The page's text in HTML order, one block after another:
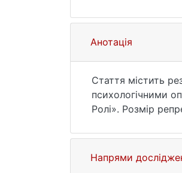
Анотація
Стаття містить
психологічними
Ролі». Розмір
розподіл
представленими
навпаки,
Напрями